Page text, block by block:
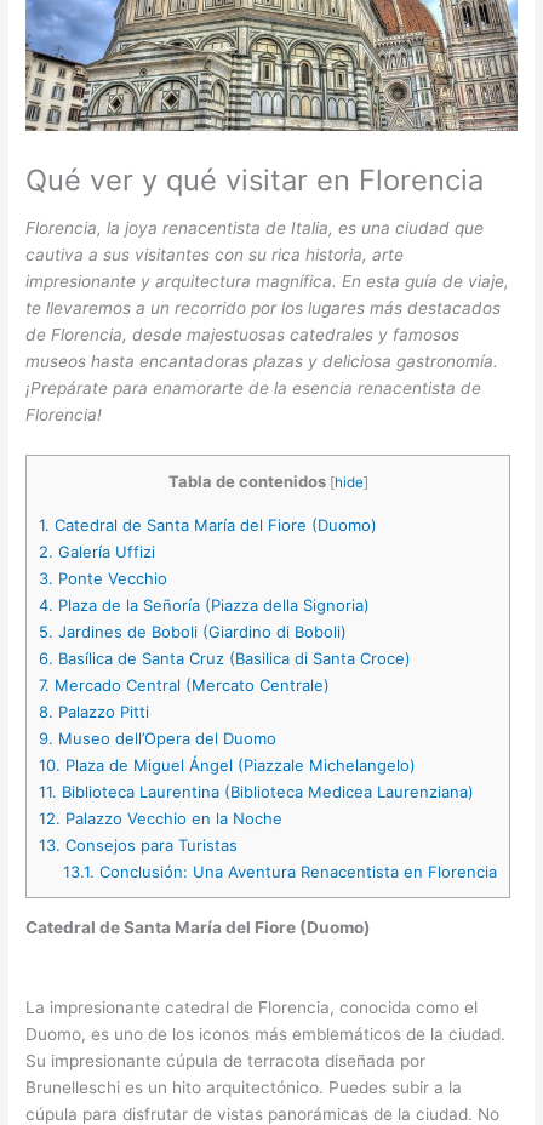
Qué ver y qué visitar en Florencia
Florencia, la joya renacentista de Italia, es una ciudad que
cautiva a sus visitantes con su rica historia, arte
impresionante y arquitectura magnífica. En esta guía de viaje,
te llevaremos a un recorrido por los lugares más destacados
de Florencia, desde majestuosas catedrales y famosos
museos hasta encantadoras plazas y deliciosa gastronomía.
¡Prepárate para enamorarte de la esencia renacentista de
Florencia!
Tabla de contenidos [hide]
1. Catedral de Santa María del Fiore (Duomo)
2. Galería Uffizi
3. Ponte Vecchio
4. Plaza de la Señoría (Piazza della Signoria)
5. Jardines de Boboli (Giardino di Boboli)
6. Basílica de Santa Cruz (Basilica di Santa Croce)
7. Mercado Central (Mercato Centrale)
8. Palazzo Pitti
9. Museo dell’Opera del Duomo
10. Plaza de Miguel Ángel (Piazzale Michelangelo)
11. Biblioteca Laurentina (Biblioteca Medicea Laurenziana)
12. Palazzo Vecchio en la Noche
13. Consejos para Turistas
13.1. Conclusión: Una Aventura Renacentista en Florencia
Catedral de Santa María del Fiore (Duomo)
La impresionante catedral de Florencia, conocida como el
Duomo, es uno de los iconos más emblemáticos de la ciudad.
Su impresionante cúpula de terracota diseñada por
Brunelleschi es un hito arquitectónico. Puedes subir a la
cúpula para disfrutar de vistas panorámicas de la ciudad. No